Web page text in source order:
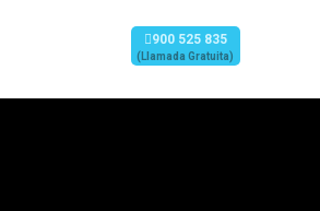
900 525 835
(Llamada Gratuita)